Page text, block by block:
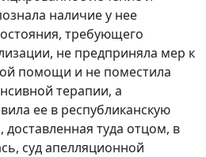
наличие у нее
требующего
не предприняла мер к
помощи и не поместила
терапии, а
ее в республиканскую
доставленная туда отцом, в
суд апелляционной